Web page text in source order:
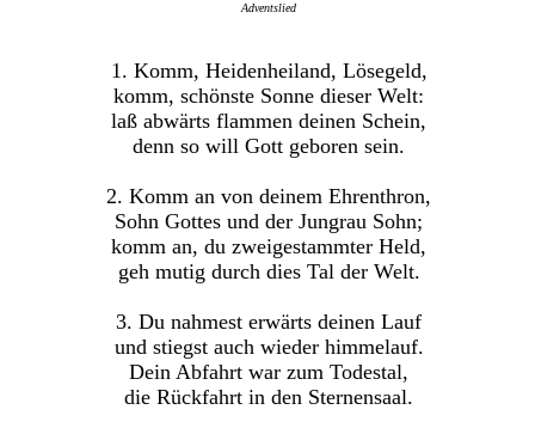
Adventslied
1. Komm, Heidenheiland, Lösegeld,
komm, schönste Sonne dieser Welt:
laß abwärts flammen deinen Schein,
denn so will Gott geboren sein.
2. Komm an von deinem Ehrenthron,
Sohn Gottes und der Jungrau Sohn;
komm an, du zweigestammter Held,
geh mutig durch dies Tal der Welt.
3. Du nahmest erwärts deinen Lauf
und stiegst auch wieder himmelauf.
Dein Abfahrt war zum Todestal,
die Rückfahrt in den Sternensaal.